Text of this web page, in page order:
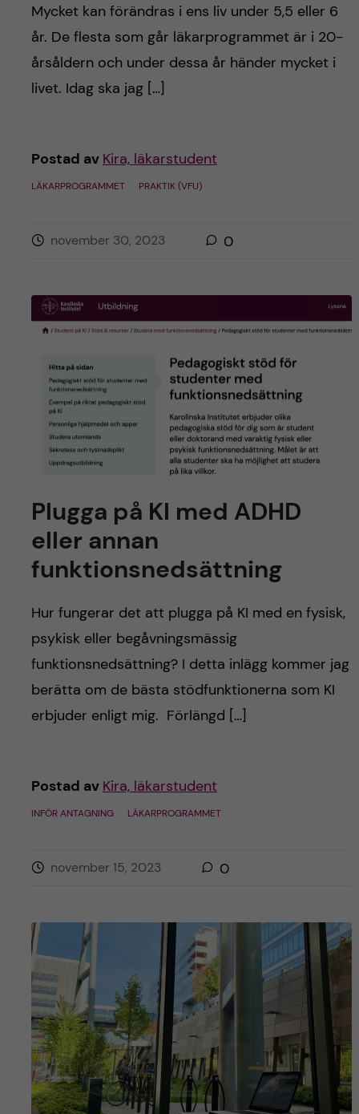
Mycket kan förändras i ens liv under 5,5 eller 6
år. De flesta som går läkarprogrammet är i 20-
årsåldern och under dessa år händer mycket i
livet. Idag ska jag […]
Postad av Kira, läkarstudent
LÄKARPROGRAMMET PRAKTIK (VFU)
november 30, 2023 0
Plugga på KI med ADHD
eller annan
funktionsnedsättning
Hur fungerar det att plugga på KI med en fysisk,
psykisk eller begåvningsmässig
funktionsnedsättning? I detta inlägg kommer jag
berätta om de bästa stödfunktionerna som KI
erbjuder enligt mig. Förlängd […]
Postad av Kira, läkarstudent
INFÖR ANTAGNING LÄKARPROGRAMMET
november 15, 2023 0